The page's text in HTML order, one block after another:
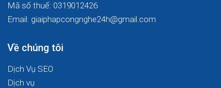
Mã số thuế: 0319012426
Email: giaiphapcongnghe24h@gmail.com
Về chúng tôi
Dịch Vụ SEO
Dịch vụ